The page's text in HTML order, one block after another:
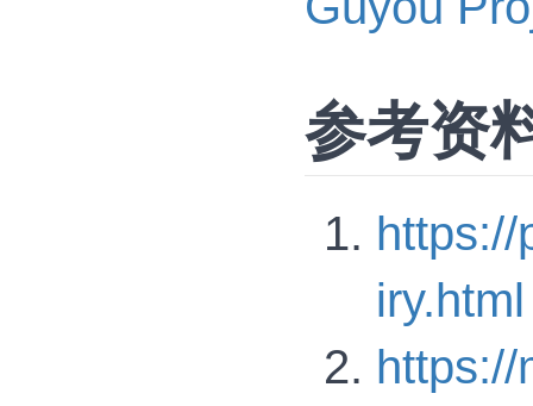
参考资
https://
iry.html
https://